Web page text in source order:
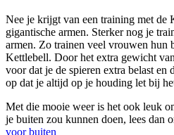
Nee je krijgt van een training met de
gigantische armen. Sterker nog je
armen. Zo trainen veel vrouwen hun
Kettlebell. Door het extra gewicht
voor dat je de spieren extra belast en
op dat je altijd op je houding let bij
Met die mooie weer is het ook leuk
je buiten zou kunnen doen, lees dan
voor buiten